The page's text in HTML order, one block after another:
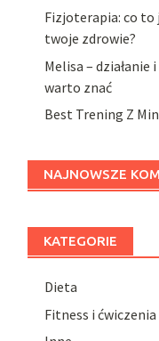
Fizjoterapia: co to
twoje zdrowie?
Melisa –
warto znać
Best Trening Z
NAJNOWSZE
KATEGORIE
Dieta
Fitness i ćwiczenia